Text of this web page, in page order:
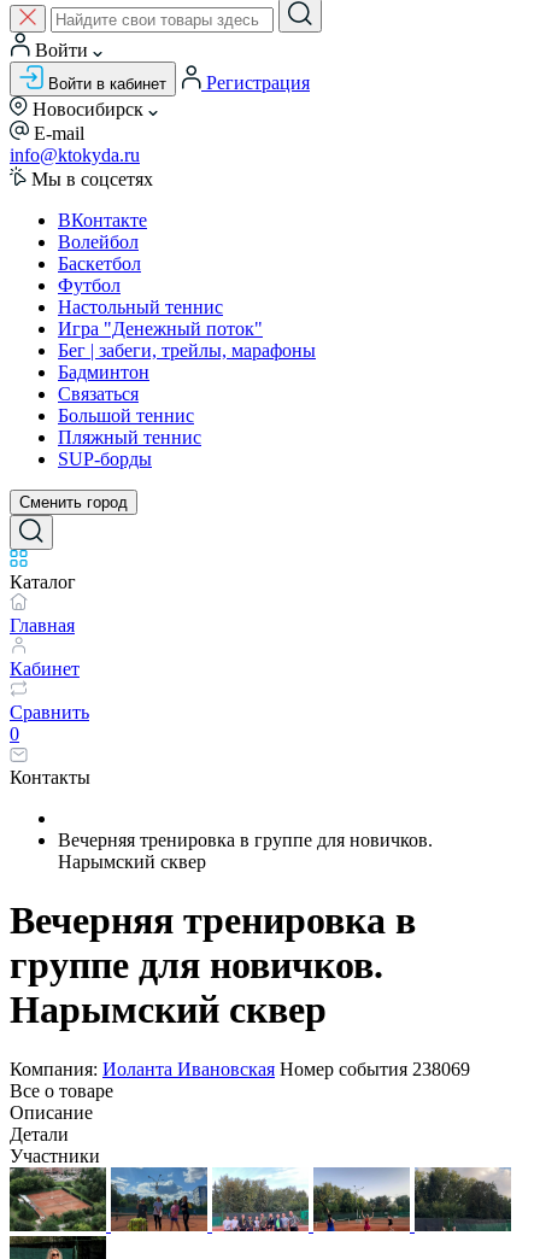
Войти
Войти в кабинет
Регистрация
Новосибирск
E-mail
info@ktokyda.ru
Мы в соцсетях
ВКонтакте
Волейбол
Баскетбол
Футбол
Настольный теннис
Игра "Денежный поток"
Бег | забеги, трейлы, марафоны
Бадминтон
Связаться
Большой теннис
Пляжный теннис
SUP-борды
Сменить город
Каталог
Главная
Кабинет
Сравнить
0
Контакты
Вечерняя тренировка в группе для новичков.
Нарымский сквер
Вечерняя тренировка в
группе для новичков.
Нарымский сквер
Компания: Иоланта Ивановская Номер события 238069
Все о товаре
Описание
Детали
Участники